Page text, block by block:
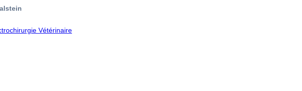
Vétérinaire